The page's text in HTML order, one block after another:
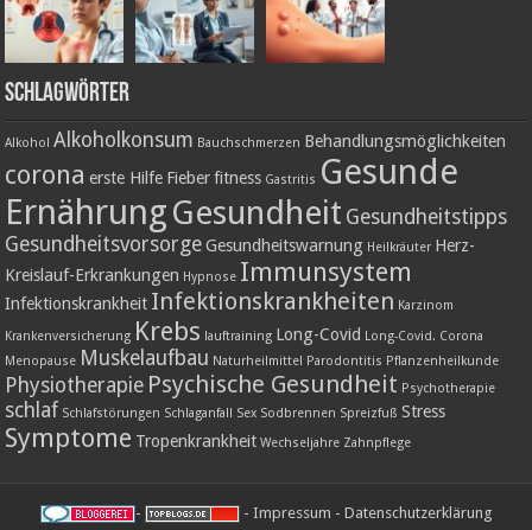
Schlagwörter
Alkohol Alkoholkonsum Bauchschmerzen Behandlungsmöglichkeiten
corona erste Hilfe Fieber fitness Gastritis Gesunde
ErnährungGesundheit Gesundheitstipps
Gesundheitsvorsorge Gesundheitswarnung Heilkräuter Herz-
Kreislauf-Erkrankungen Hypnose Immunsystem
Infektionskrankheit Infektionskrankheiten Karzinom
Krankenversicherung Krebs lauftraining Long-Covid Long-Covid. Corona
Menopause Muskelaufbau Naturheilmittel Parodontitis Pflanzenheilkunde
Physiotherapie Psychische Gesundheit Psychotherapie
schlaf Schlafstörungen Schlaganfall Sex Sodbrennen Spreizfuß Stress
Symptome Tropenkrankheit Wechseljahre Zahnpflege
- - Impressum - Datenschutzerklärung